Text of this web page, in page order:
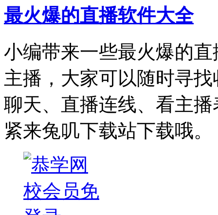
最火爆的直播软件大全
小编带来一些最火爆的
主播，大家可以随时寻
聊天、直播连线、看主
紧来兔叽下载站下载哦。